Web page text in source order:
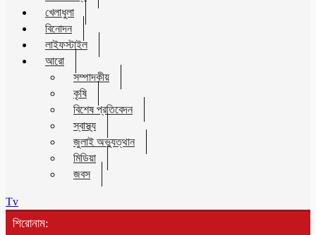
খেলাধুলা
বিনোদন
লাইফস্টাইল
আরো
সম্পাদকীয়
কৃষি
বিশেষ প্রতিবেদন
স্বাস্থ্য
জুলাই অভ্যুত্থান
মিডিয়া
জবস
Tv
শিরোনাম: